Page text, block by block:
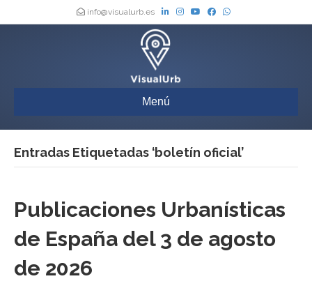
info@visualurb.es
Menú
Entradas Etiquetadas ‘boletín oficial’
Publicaciones Urbanísticas
de España del 3 de agosto
de 2026